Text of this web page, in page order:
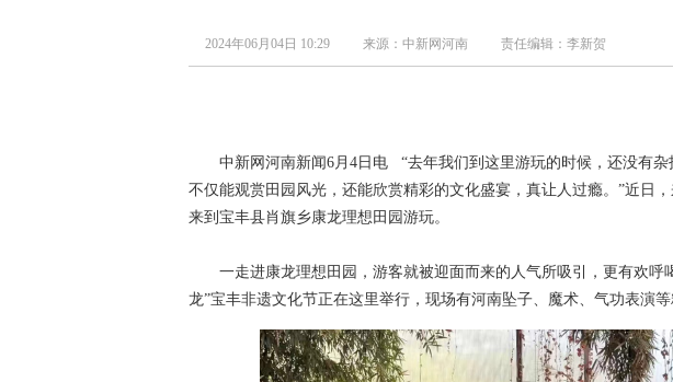
2024年06月04日 10:29 来源：中新网河南 责任编辑：李新贺
中新网河南新闻6月4日电 “去年我们到这里游玩的时候，还没有杂
不仅能观赏田园风光，还能欣赏精彩的文化盛宴，真让人过瘾。”近日
来到宝丰县肖旗乡康龙理想田园游玩。
一走进康龙理想田园，游客就被迎面而来的人气所吸引，更有欢呼
龙”宝丰非遗文化节正在这里举行，现场有河南坠子、魔术、气功表演